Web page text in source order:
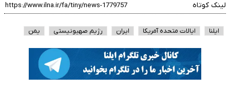
لینک کوتاه
ایلنا ایالات متحده آمریکا ایران رژیم صهیونیستی یمن